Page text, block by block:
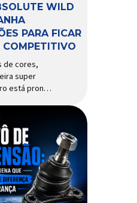
WILD
PARA FICAR
de cores,
super
está pronto
caros e
há
Wild
em um
de maior
Indicado
cross-
e até uso […]